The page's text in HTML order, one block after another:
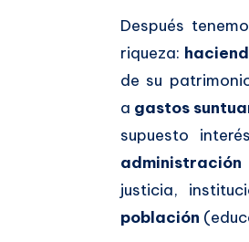
Después
riqueza:
de su
a gastos
supuesto
justicia,
población